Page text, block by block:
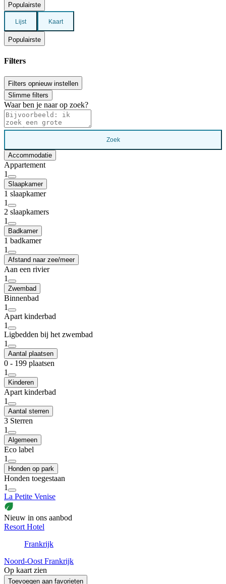
Populairste
Lijst Kaart
Populairste
Filters
Filters opnieuw instellen
Slimme filters
Waar ben je naar op zoek?
Zoek
Accommodatie
Appartement
1
Slaapkamer
1 slaapkamer
1
2 slaapkamers
1
Badkamer
1 badkamer
1
Afstand naar zee/meer
Aan een rivier
1
Zwembad
Binnenbad
1
Apart kinderbad
1
Ligbedden bij het zwembad
1
Aantal plaatsen
0 - 199 plaatsen
1
Kinderen
Apart kinderbad
1
Aantal sterren
3 Sterren
1
Algemeen
Eco label
1
Honden op park
Honden toegestaan
1
La Petite Venise
Nieuw in ons aanbod
Resort Hotel
Frankrijk
Noord-Oost Frankrijk
Op kaart zien
Toevoegen aan favorieten